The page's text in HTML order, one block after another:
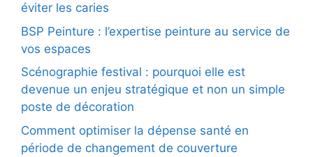
éviter les caries
BSP Peinture : l’expertise peinture au service de
vos espaces
Scénographie festival : pourquoi elle est
devenue un enjeu stratégique et non un simple
poste de décoration
Comment optimiser la dépense santé en
période de changement de couverture